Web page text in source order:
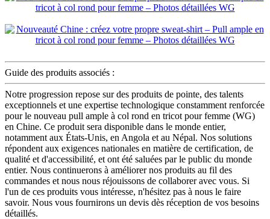
Guide des produits associés :
Notre progression repose sur des produits de pointe, des talents
exceptionnels et une expertise technologique constamment renforcée
pour le nouveau pull ample à col rond en tricot pour femme (WG)
en Chine. Ce produit sera disponible dans le monde entier,
notamment aux États-Unis, en Angola et au Népal. Nos solutions
répondent aux exigences nationales en matière de certification, de
qualité et d'accessibilité, et ont été saluées par le public du monde
entier. Nous continuerons à améliorer nos produits au fil des
commandes et nous nous réjouissons de collaborer avec vous. Si
l'un de ces produits vous intéresse, n'hésitez pas à nous le faire
savoir. Nous vous fournirons un devis dès réception de vos besoins
détaillés.